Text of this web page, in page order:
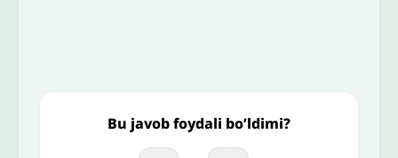
Bu javob foydali bo’ldimi?